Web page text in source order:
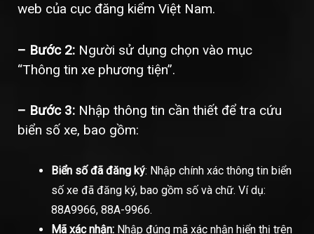
web của cục đăng kiểm Việt Nam.
– Bước 2:Người sử dụng chọn vào mục
“Thông tin xe phương tiện”.
– Bước 3:Nhập thông tin cần thiết để tra cứu
biển số xe, bao gồm:
Biển số đã đăng ký: Nhập chính xác thông tin biển
số xe đã đăng ký, bao gồm số và chữ. Ví dụ:
88A9966, 88A-9966.
Mã xác nhận: Nhập đúng mã xác nhận hiển thị trên